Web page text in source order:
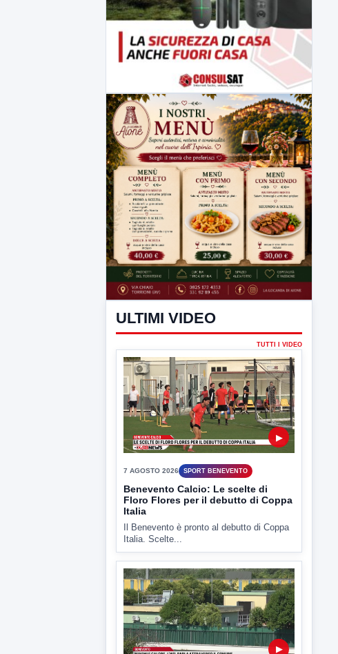
ULTIMI VIDEO
TUTTI I VIDEO
▶
7 AGOSTO 2026 SPORT BENEVENTO
Benevento Calcio: Le scelte di